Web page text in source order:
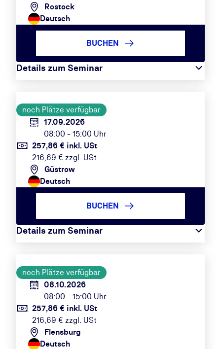
Rostock
Deutsch
Details zum Seminar
BUCHEN
noch Plätze verfügbar
17.09.2026
08:00 - 15:00 Uhr
257,86 € inkl. USt
216,69 € zzgl. USt
Güstrow
Deutsch
Details zum Seminar
BUCHEN
noch Plätze verfügbar
08.10.2026
08:00 - 15:00 Uhr
257,86 € inkl. USt
216,69 € zzgl. USt
Flensburg
Deutsch